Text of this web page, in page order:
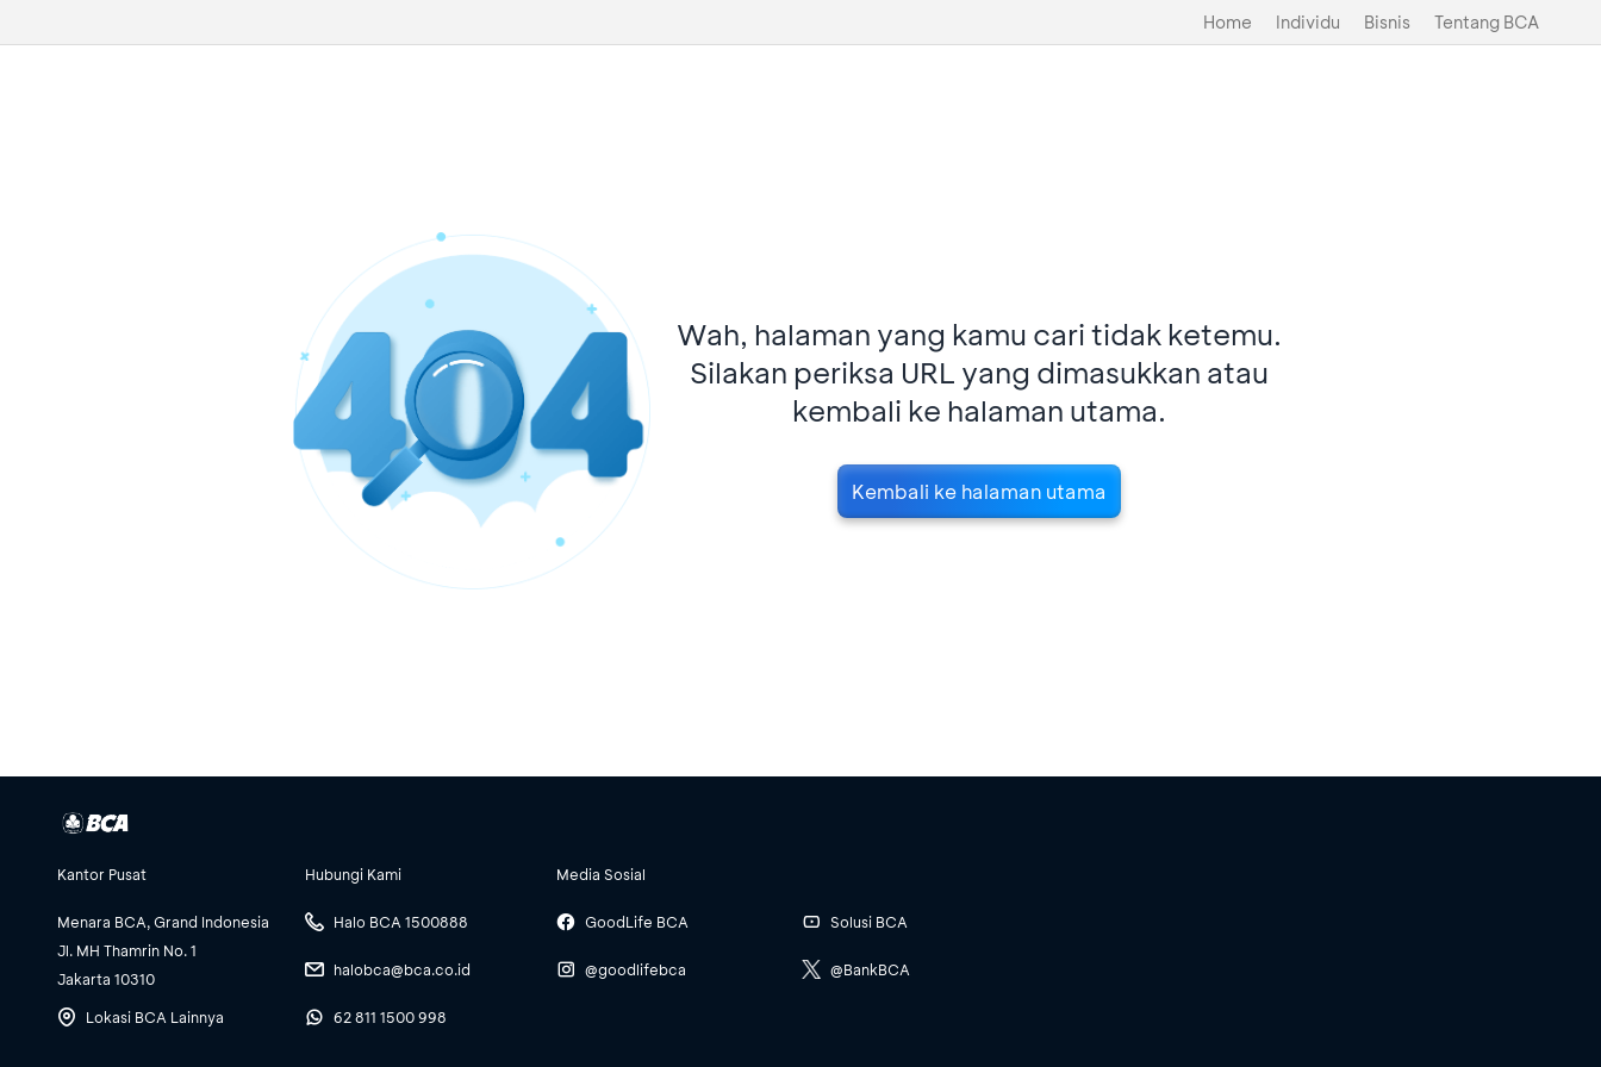
Home Individu Bisnis Tentang BCA
Wah, halaman yang kamu cari tidak ketemu.
Silakan periksa URL yang dimasukkan atau
kembali ke halaman utama.
Kembali ke halaman utama
Kantor Pusat
Menara BCA, Grand Indonesia
Jl. MH Thamrin No. 1
Jakarta 10310
Lokasi BCA Lainnya
Hubungi Kami
Halo BCA 1500888
halobca@bca.co.id
62 811 1500 998
Media Sosial
GoodLife BCA
@goodlifebca
Solusi BCA
@BankBCA